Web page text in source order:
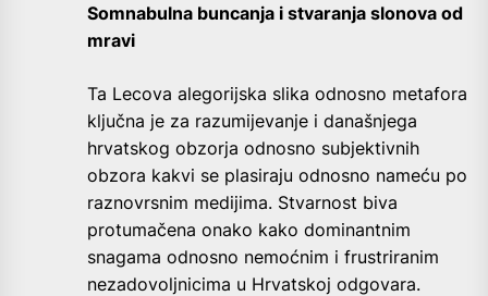
Somnabulna buncanja i stvaranja slonova od
mravi
Ta Lecova alegorijska slika odnosno metafora
ključna je za razumijevanje i današnjega
hrvatskog obzorja odnosno subjektivnih
obzora kakvi se plasiraju odnosno nameću po
raznovrsnim medijima. Stvarnost biva
protumačena onako kako dominantnim
snagama odnosno nemoćnim i frustriranim
nezadovoljnicima u Hrvatskoj odgovara.